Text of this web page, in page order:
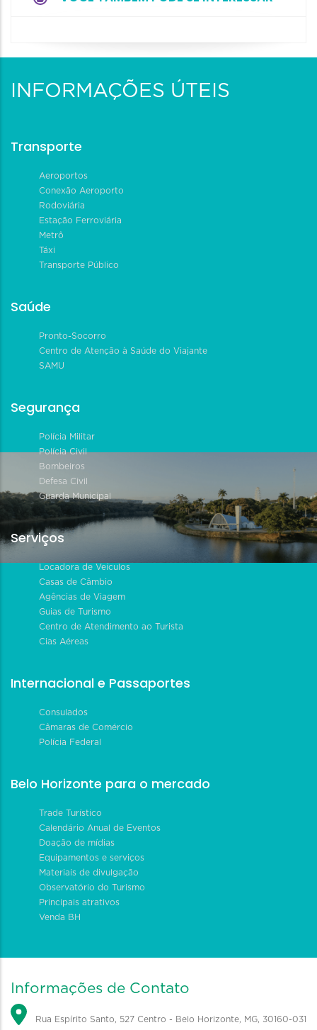
INFORMAÇÕES ÚTEIS
Transporte
Aeroportos
Conexão Aeroporto
Rodoviária
Estação Ferroviária
Metrô
Táxi
Transporte Público
Saúde
Pronto-Socorro
Centro de Atenção à Saúde do Viajante
SAMU
Segurança
Polícia Militar
Polícia Civil
Bombeiros
Defesa Civil
Guarda Municipal
Serviços
Locadora de Veículos
Casas de Câmbio
Agências de Viagem
Guias de Turismo
Centro de Atendimento ao Turista
Cias Aéreas
Internacional e Passaportes
Consulados
Câmaras de Comércio
Polícia Federal
Belo Horizonte para o mercado
Trade Turístico
Calendário Anual de Eventos
Doação de mídias
Equipamentos e serviços
Materiais de divulgação
Observatório do Turismo
Principais atrativos
Venda BH
Informações de Contato
Rua Espírito Santo, 527 Centro - Belo Horizonte, MG, 30160-031